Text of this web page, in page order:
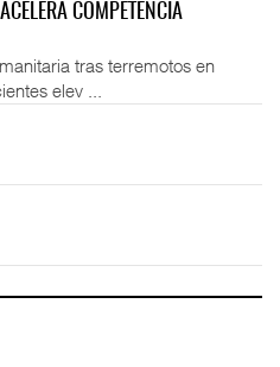
COMPETENCIA
tras terremotos en
elev ...